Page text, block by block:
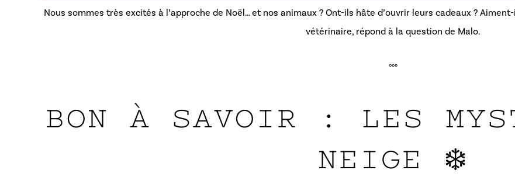
Nous sommes très excités à l’approche de Noël… et nos animaux ? Ont-ils hâte d’ouvrir leurs cadeaux ?
vétérinaire, répond à la question de Malo.
°°°
BON À SAVOIR : LES
NEIGE ❄️